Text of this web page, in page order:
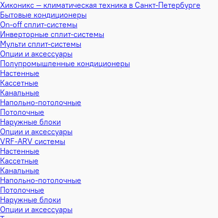
Хиконикс — климатическая техника в Санкт-Петербурге
Бытовые кондиционеры
On-off сплит-системы
Инверторные сплит-системы
Мульти сплит-системы
Опции и аксессуары
Полупромышленные кондиционеры
Настенные
Кассетные
Канальные
Напольно-потолочные
Потолочные
Наружные блоки
Опции и аксессуары
VRF-ARV системы
Настенные
Кассетные
Канальные
Напольно-потолочные
Потолочные
Наружные блоки
Опции и аксессуары